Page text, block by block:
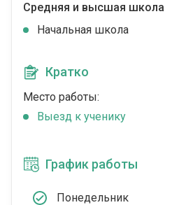
Средняя и высшая школа
Начальная школа
Кратко
Место работы:
Выезд к ученику
График работы
Понедельник